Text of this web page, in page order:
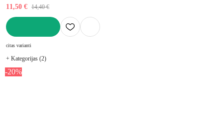
11,50 € 14,40 €
citas varianti
+ Kategorijas (2)
-20%